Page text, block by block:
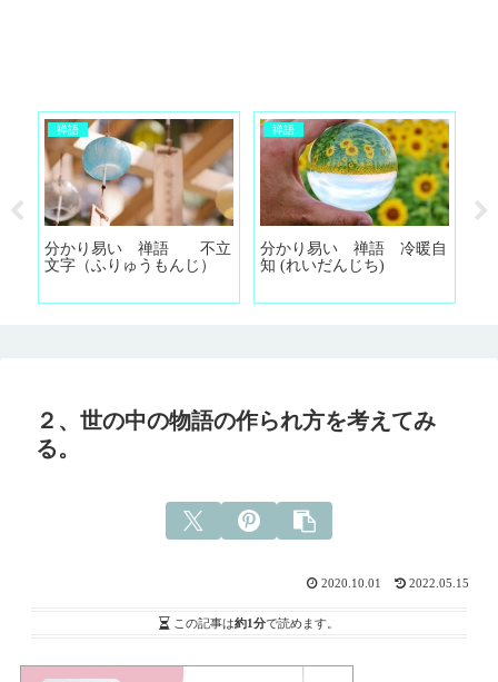
禅語
分かり易い 禅語 不立
文字（ふりゅうもんじ）
禅語
分かり易い 禅語 冷暖自
知 (れいだんじち)
２、世の中の物語の作られ方を考えてみ
る。
2020.10.01 2022.05.15
この記事は約1分で読めます。